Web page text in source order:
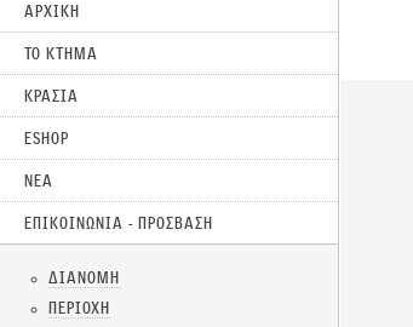
ΑΡΧΙΚΗ
ΤΟ ΚΤΗΜΑ
ΚΡΑΣΙΑ
ESHOP
ΝΕΑ
ΕΠΙΚΟΙΝΩΝΙΑ - ΠΡΟΣΒΑΣΗ
ΔΙΑΝΟΜΗ
ΠΕΡΙΟΧΗ